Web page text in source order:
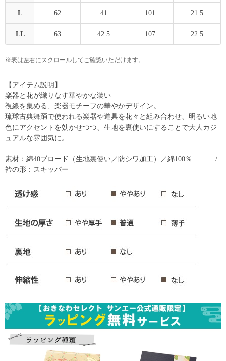
L 62 41 101 21.5
LL 63 42.5 107 22.5
※表は左右にスクロールしてご確認いただけます。
【アイテム説明】
楽器と花が織りなす華やかな装い
視線を集める、楽器モチーフの華やかデザイン。
琉球古典舞踊で使われる楽器や道具を花々と組み合わせ、明るい地
色にアクセントを効かせつつ、生地を裏使いにすることで大人カジ
ュアルな雰囲気に。
素材：綿40ブロード（生地裏使い／防シワ加工）／綿100％ /
衿の形：スキッパー